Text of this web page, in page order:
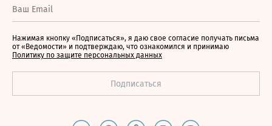
Нажимая кнопку «Подписаться», я даю свое согласие получать письма
от «Ведомости» и подтверждаю, что ознакомился и принимаю
Политику по защите персональных данных